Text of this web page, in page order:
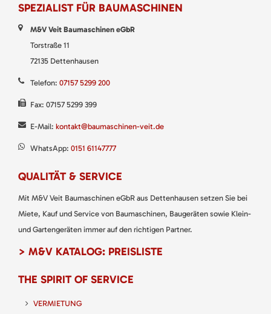
SPEZIALIST FÜR BAUMASCHINEN
M&V Veit Baumaschinen eGbR
Torstraße 11
72135 Dettenhausen
Telefon: 07157 5299 200
Fax: 07157 5299 399
E-Mail: kontakt@baumaschinen-veit.de
WhatsApp: 0151 61147777
QUALITÄT & SERVICE
Mit M&V Veit Baumaschinen eGbR aus Dettenhausen setzen Sie bei
Miete, Kauf und Service von Baumaschinen, Baugeräten sowie Klein-
und Gartengeräten immer auf den richtigen Partner.
> M&V KATALOG: PREISLISTE
THE SPIRIT OF SERVICE
VERMIETUNG